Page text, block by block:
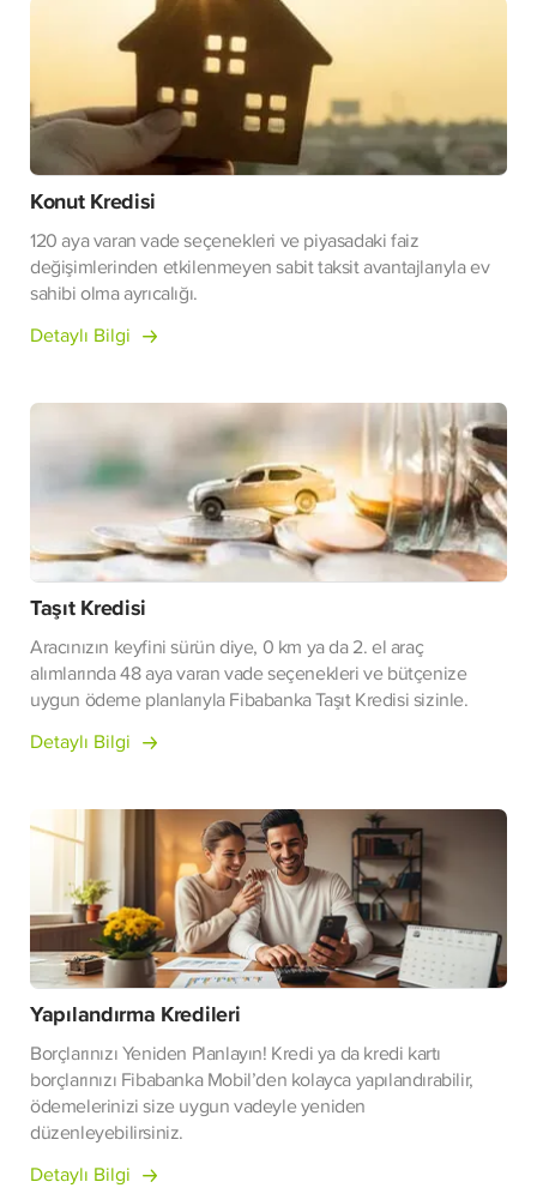
Konut Kredisi
120 aya varan vade seçenekleri ve piyasadaki faiz
değişimlerinden etkilenmeyen sabit taksit avantajlarıyla ev
sahibi olma ayrıcalığı.
Detaylı Bilgi
Taşıt Kredisi
Aracınızın keyfini sürün diye, 0 km ya da 2. el araç
alımlarında 48 aya varan vade seçenekleri ve bütçenize
uygun ödeme planlarıyla Fibabanka Taşıt Kredisi sizinle.
Detaylı Bilgi
Yapılandırma Kredileri
Borçlarınızı Yeniden Planlayın! Kredi ya da kredi kartı
borçlarınızı Fibabanka Mobil’den kolayca yapılandırabilir,
ödemelerinizi size uygun vadeyle yeniden
düzenleyebilirsiniz.
Detaylı Bilgi